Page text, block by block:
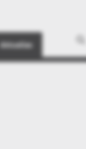
Aktuelles